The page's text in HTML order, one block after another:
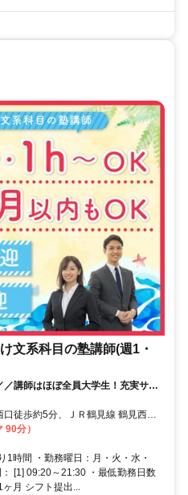
文系科目の塾講師(週1・
講師はほぼ全員大学生！充実サポ
不要
徒歩約5分、ＪＲ鶴見線 鶴見西口
線 鶴見西口徒歩約5分
分）
1時間 ・勤務曜日：月・火・水・
[1] 09:20～21:30 ・最低勤務日数
ヶ月 シフト提出...